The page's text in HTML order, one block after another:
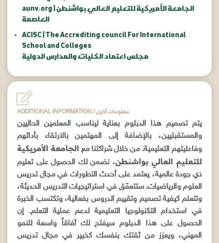
aunv.org | الجامعة الأمريكية للتعليم العالي بواشنطن
العاصمة
ACISC | The Accrediting council For International
School and Colleges
مجلس اعتماد الكليات والمدارس الدولية
ADDITIONAL INFORMATION / معلومات أخرى
يتم تصميم هذا الدبلوم بعناية ليناسب المعلمين الحاليين
والمستقبليين، بالإضافة إلى المهتمين بالارتقاء بأدائهم
وفاعليتهم التعليمية. من خلال شراكتنا مع الجامعة الأمريكية
للتعليم العالي بواشنطن، نضمن لك الحصول على تعليم
ذي جودة عالمية، يعتمد على أحدث التطورات في مجال تدريس
العلوم والرياضيات. ستتعمّق في استراتيجيات التدريس الحديثة،
وتتعلم كيفية تصميم وتقييم الدروس بفعالية، وتكتسب الخبرة
في استخدام التكنولوجيا التعليمية لدعم عملية التعلم. إن
الحصول على هذا الدبلوم سيفتح لك آفاقاً واسعة للنمو
المهني، ويعزز من ثقتك بنفسك كخبير في مجال تدريس